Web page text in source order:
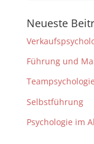
Neueste
Führung und
Teampsychologie
Selbstführung
Psychologie im